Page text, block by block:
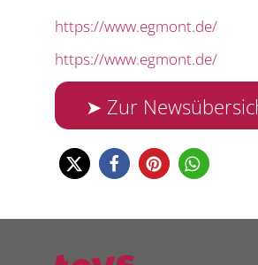
https://www.egmont.de/
https://www.egmont.de/
➤ Zur